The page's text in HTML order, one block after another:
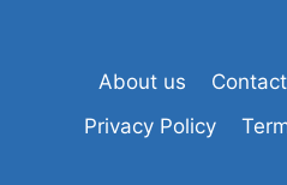
About us
Privacy Policy